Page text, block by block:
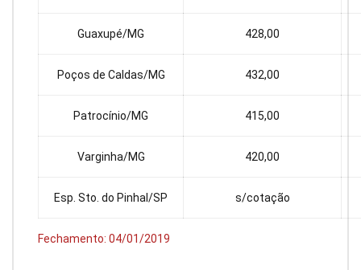
Guaxupé/MG 428,00
Poços de Caldas/MG 432,00
Patrocínio/MG 415,00
Varginha/MG 420,00
Esp. Sto. do Pinhal/SP s/cotação
Fechamento: 04/01/2019